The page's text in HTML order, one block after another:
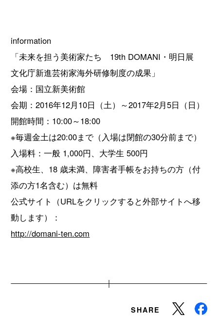
information
「未来を担う美術家たち 19th DOMANI・明日展
文化庁新進芸術家海外研修制度の成果」
会場：国立新美術館
会期：2016年12月10日（土）～2017年2月5日（日）
開館時間：10:00～18:00
※毎週金土は20:00まで（入場は閉館の30分前まで）
入場料：一般 1,000円、大学生 500円
※高校生、18 歳未満、障害者手帳をお持ちの方（付
添の方1名含む）は無料
公式サイト（URLをクリックすると外部サイトへ移
動します）：
http://domani-ten.com
SHARE